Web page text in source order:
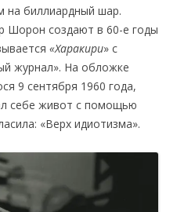
биллиардный шар.
Шорон создают в 60-е годы
«Харакири» с
журнал». На обложке
9 сентября 1960 года,
себе живот с помощью
«Верх идиотизма».